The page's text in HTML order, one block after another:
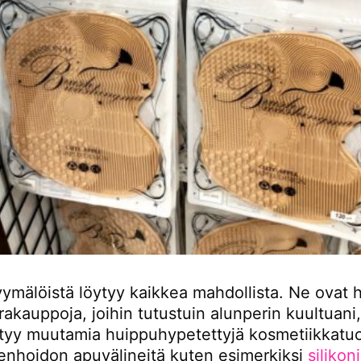
löytyy kaikkea mahdollista. Ne ovat
joihin tutustuin alunperin
muutamia huippuhypetettyjä
apuvälineitä kuten esimerkiksi